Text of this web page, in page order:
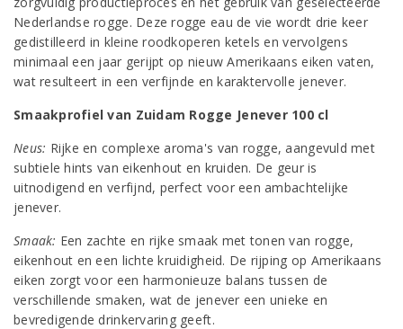
Nederlandse rogge. Deze rogge eau de vie wordt drie keer
gedistilleerd in kleine roodkoperen ketels en vervolgens
minimaal een jaar gerijpt op nieuw Amerikaans eiken vaten,
wat resulteert in een verfijnde en karaktervolle jenever.
Smaakprofiel van Zuidam Rogge Jenever 100 cl
Neus: Rijke en complexe aroma's van rogge, aangevuld met
subtiele hints van eikenhout en kruiden. De geur is
uitnodigend en verfijnd, perfect voor een ambachtelijke
jenever.
Smaak: Een zachte en rijke smaak met tonen van rogge,
eikenhout en een lichte kruidigheid. De rijping op Amerikaans
eiken zorgt voor een harmonieuze balans tussen de
verschillende smaken, wat de jenever een unieke en
bevredigende drinkervaring geeft.